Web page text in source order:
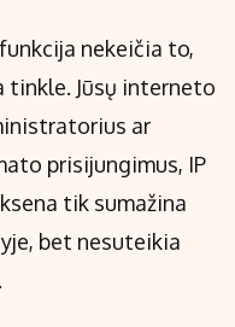
nekeičia to,
Jūsų interneto
ar
prisijungimus, IP
tik sumažina
bet nesuteikia